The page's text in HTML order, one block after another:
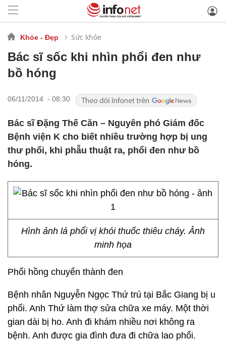
Khỏe - Đẹp Sức khỏe
Bác sĩ sốc khi nhìn phổi đen như
bồ hóng
06/11/2014 - 08:30
Bác sĩ Đặng Thế Căn – Nguyên phó Giám đốc
Bệnh viện K cho biết nhiều trường hợp bị ung
thư phổi, khi phẫu thuật ra, phổi đen như bồ
hóng.
Hình ảnh lá phổi vị khói thuốc thiêu cháy. Ảnh
minh họa
Phổi hồng chuyển thành đen
Bệnh nhân Nguyễn Ngọc Thứ trú tại Bắc Giang bị u
phổi. Anh Thứ làm thợ sửa chữa xe máy. Một thời
gian dài bị ho. Anh đi khám nhiều nơi không ra
bệnh. Anh được gia đình đưa đi chữa lao phổi.